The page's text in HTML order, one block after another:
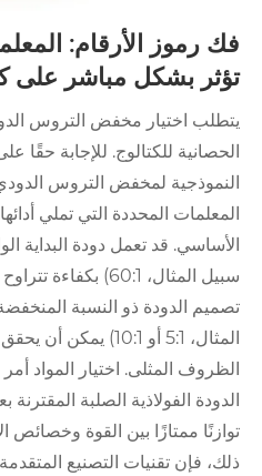
فك رموز الأرقام:
تؤثر بشكل مباشر على
يتطلب اختيار مخفض التروس
الحصانية للكتالوج. للإجابة حقًا
النموذجية لمخفض التروس
المعلمات المحددة التي تملي
الأساسي. قد تعمل دودة البداية
تصميم الدودة ذو النسبة
الظروف المثلى. اختيار المواد أمر
الدودة الفولاذية الصلبة
توازنًا ممتازًا بين القوة
ذلك، فإن تقنيات التصنيع